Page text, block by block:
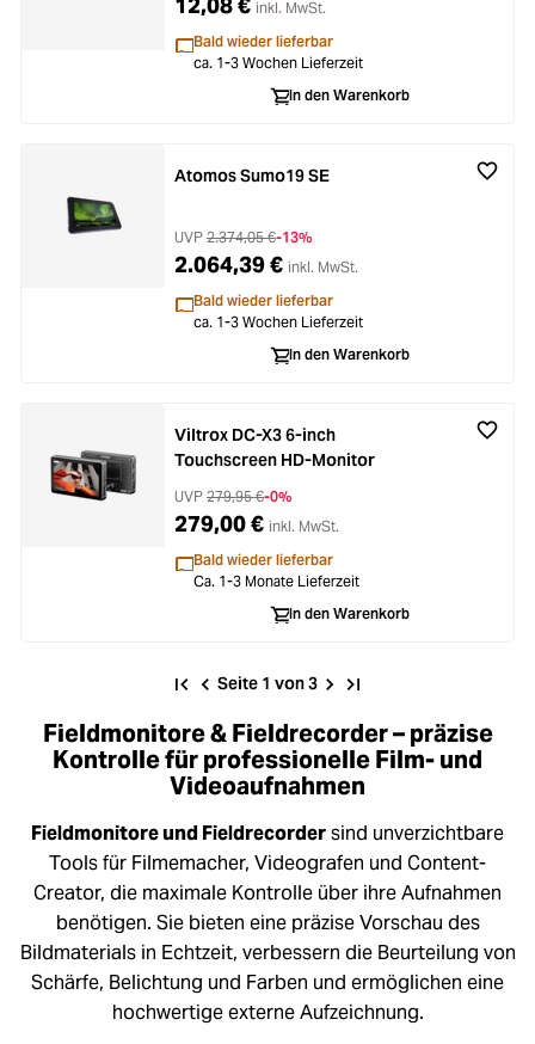
inkl. MwSt.
Bald wieder lieferbar
ca. 1-3 Wochen Lieferzeit
In den Warenkorb
Atomos Sumo19 SE
UVP 2.374,05 €-13%
2.064,39 € inkl. MwSt.
Bald wieder lieferbar
ca. 1-3 Wochen Lieferzeit
In den Warenkorb
Viltrox DC-X3 6-inch
Touchscreen HD-Monitor
UVP 279,95 €-0%
279,00 € inkl. MwSt.
Bald wieder lieferbar
Ca. 1-3 Monate Lieferzeit
In den Warenkorb
Seite 1 von 3
Fieldmonitore & Fieldrecorder – präzise
Kontrolle für professionelle Film- und
Videoaufnahmen
Fieldmonitore und Fieldrecordersind unverzichtbare
Tools für Filmemacher, Videografen und Content-
Creator, die maximale Kontrolle über ihre Aufnahmen
benötigen. Sie bieten eine präzise Vorschau des
Bildmaterials in Echtzeit, verbessern die Beurteilung von
Schärfe, Belichtung und Farben und ermöglichen eine
hochwertige externe Aufzeichnung.